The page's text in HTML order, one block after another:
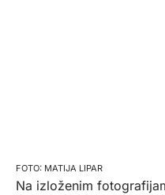
MATIJA LIPAR
Na izloženim